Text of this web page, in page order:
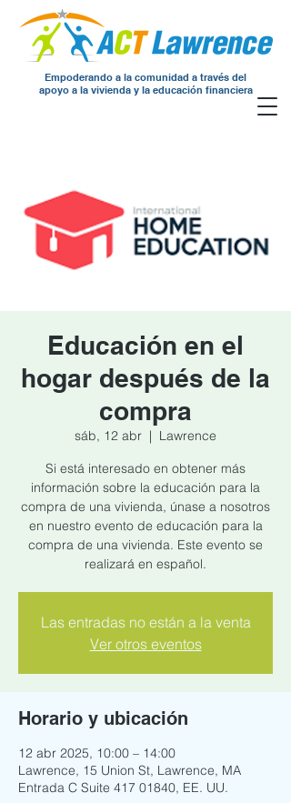
Empoderando a la comunidad a través del
apoyo a la vivienda y la educación financiera
Educación en el
hogar después de la
compra
sáb, 12 abr
  |
Lawrence
Si está interesado en obtener más
información sobre la educación para la
compra de una vivienda, únase a nosotros
en nuestro evento de educación para la
compra de una vivienda. Este evento se
realizará en español.
Las entradas no están a la venta
Ver otros eventos
Horario y ubicación
12 abr 2025, 10:00 – 14:00
Lawrence, 15 Union St, Lawrence, MA
Entrada C Suite 417 01840, EE. UU.